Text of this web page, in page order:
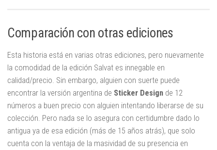
Comparación con otras ediciones
Esta historia está en varias otras ediciones, pero nuevamente
la comodidad de la edición Salvat es innegable en
calidad/precio. Sin embargo, alguien con suerte puede
encontrar la versión argentina de Sticker Design de 12
números a buen precio con alguien intentando liberarse de su
colección. Pero nada se lo asegura con certidumbre dado lo
antigua ya de esa edición (más de 15 años atrás), que solo
cuenta con la ventaja de la masividad de su presencia en